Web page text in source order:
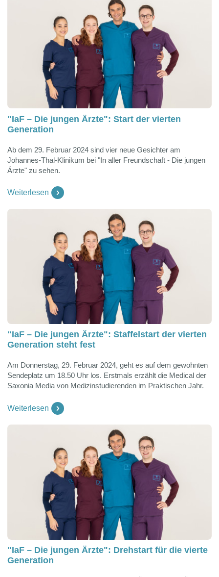
"IaF – Die jungen Ärzte": Start der vierten
Generation
Ab dem 29. Februar 2024 sind vier neue Gesichter am
Johannes-Thal-Klinikum bei "In aller Freundschaft - Die jungen
Ärzte" zu sehen.
Weiterlesen
"IaF – Die jungen Ärzte": Staffelstart der vierten
Generation steht fest
Am Donnerstag, 29. Februar 2024, geht es auf dem gewohnten
Sendeplatz um 18.50 Uhr los. Erstmals erzählt die Medical der
Saxonia Media von Medizinstudierenden im Praktischen Jahr.
Weiterlesen
"IaF – Die jungen Ärzte": Drehstart für die vierte
Generation